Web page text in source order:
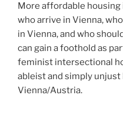
More affordable
who arrive in Vienna,
in Vienna, and who
can gain a foothold as
feminist intersectional
ableist and simply
Vienna/Austria.